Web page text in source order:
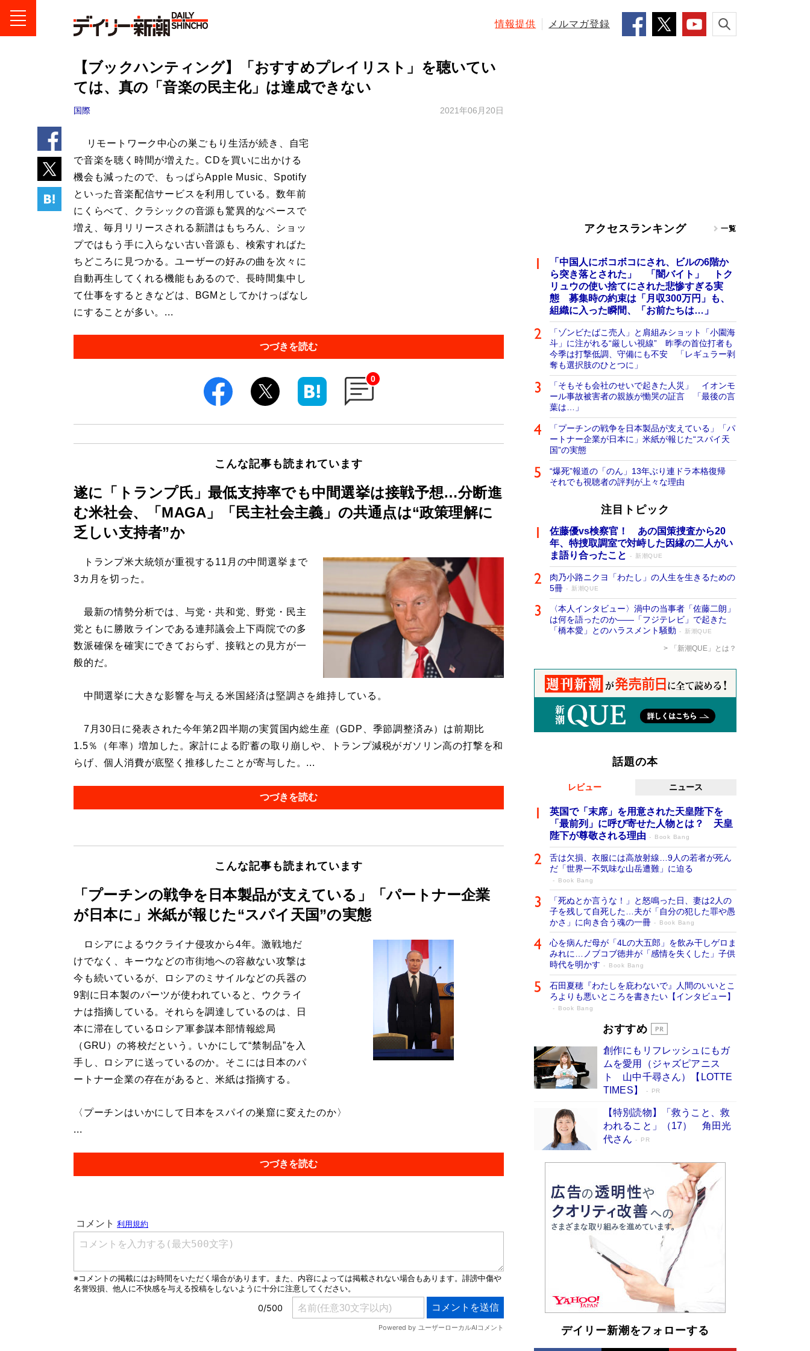
情報提供 メルマガ登録
【ブックハンティング】「おすすめプレイリスト」を聴いてい
ては、真の「音楽の民主化」は達成できない
国際 2021年06月20日
リモートワーク中心の巣ごもり生活が続き、自宅
で音楽を聴く時間が増えた。CDを買いに出かける
機会も減ったので、もっぱらApple Music、Spotify
といった音楽配信サービスを利用している。数年前
にくらべて、クラシックの音源も驚異的なペースで
増え、毎月リリースされる新譜はもちろん、ショッ
プではもう手に入らない古い音源も、検索すればた
ちどころに見つかる。ユーザーの好みの曲を次々に
自動再生してくれる機能もあるので、長時間集中し
て仕事をするときなどは、BGMとしてかけっぱなし
にすることが多い。...
つづきを読む
0
こんな記事も読まれています
遂に「トランプ氏」最低支持率でも中間選挙は接戦予想…分断進
む米社会、「MAGA」「民主社会主義」の共通点は“政策理解に
乏しい支持者”か
トランプ米大統領が重視する11月の中間選挙まで
3カ月を切った。
最新の情勢分析では、与党・共和党、野党・民主
党ともに勝敗ラインである連邦議会上下両院での多
数派確保を確実にできておらず、接戦との見方が一
般的だ。
中間選挙に大きな影響を与える米国経済は堅調さを維持している。
7月30日に発表された今年第2四半期の実質国内総生産（GDP、季節調整済み）は前期比
1.5％（年率）増加した。家計による貯蓄の取り崩しや、トランプ減税がガソリン高の打撃を和
らげ、個人消費が底堅く推移したことが寄与した。...
つづきを読む
こんな記事も読まれています
「プーチンの戦争を日本製品が支えている」「パートナー企業
が日本に」米紙が報じた“スパイ天国”の実態
ロシアによるウクライナ侵攻から4年。激戦地だ
けでなく、キーウなどの市街地への容赦ない攻撃は
今も続いているが、ロシアのミサイルなどの兵器の
9割に日本製のパーツが使われていると、ウクライ
ナは指摘している。それらを調達しているのは、日
本に滞在しているロシア軍参謀本部情報総局
（GRU）の将校だという。いかにして“禁制品”を入
手し、ロシアに送っているのか。そこには日本のパ
ートナー企業の存在があると、米紙は指摘する。
〈プーチンはいかにして日本をスパイの巣窟に変えたのか〉
...
つづきを読む
アクセスランキング 一覧
「中国人にボコボコにされ、ビルの6階か
ら突き落とされた」 「闇バイト」 トク
リュウの使い捨てにされた悲惨すぎる実
態 募集時の約束は「月収300万円」も、
組織に入った瞬間、「お前たちは…」
「ゾンビたばこ売人」と肩組みショット「小園海
斗」に注がれる“厳しい視線” 昨季の首位打者も
今季は打撃低調、守備にも不安 「レギュラー剥
奪も選択肢のひとつに」
「そもそも会社のせいで起きた人災」 イオンモ
ール事故被害者の親族が慟哭の証言 「最後の言
葉は…」
「プーチンの戦争を日本製品が支えている」「パ
ートナー企業が日本に」米紙が報じた“スパイ天
国”の実態
“爆死”報道の「のん」13年ぶり連ドラ本格復帰
それでも視聴者の評判が上々な理由
注目トピック
佐藤優vs検察官！ あの国策捜査から20
年、特捜取調室で対峙した因縁の二人がい
ま語り合ったこと
新潮QUE
肉乃小路ニクヨ「わたし」の人生を生きるための
5冊
新潮QUE
〈本人インタビュー〉渦中の当事者「佐藤二朗」
は何を語ったのか――「フジテレビ」で起きた
「橋本愛」とのハラスメント騒動
新潮QUE
「新潮QUE」とは？
話題の本
レビュー ニュース
英国で「末席」を用意された天皇陛下を
「最前列」に呼び寄せた人物とは？ 天皇
陛下が尊敬される理由
Book Bang
舌は欠損、衣服には高放射線…9人の若者が死ん
だ「世界一不気味な山岳遭難」に迫る
Book Bang
「死ぬとか言うな！」と怒鳴った日、妻は2人の
子を残して自死した…夫が「自分の犯した罪や愚
かさ」に向き合う魂の一冊
Book Bang
心を病んだ母が「4Lの大五郎」を飲み干しゲロま
みれに…ノブコブ徳井が「感情を失くした」子供
時代を明かす
Book Bang
石田夏穂『わたしを庇わないで』人間のいいとこ
ろよりも悪いところを書きたい【インタビュー】
Book Bang
「叱って伸びるやつは、褒めたらもっと伸
た“人を育てるコツ”…芸への考え方を明か
す
Book Bang
「『火垂るの墓』は、大嘘である」原作者が抱き
続けた“自責の念”とは…「自己憐憫は描きたくな
い」監督が徹底的にこだわったこと（後編） #
戦争の記憶
Book Bang
美輪明宏 晩年の回答を集めた『ほほえんで生き
るための人生相談』がランクイン［エンターテイ
メントベストセラー］
Book Bang
「宇宙兄弟」最終46巻がベストセラー1位 宇宙
開発への関心を押し上げた18年の物語に幕 特装
版には「宇宙で描かれたマンガ」も収録
Book Bang
「不意に涙が出そうに…」高嶋政伸が明かし
た“13歳の娘を暴行する役”への葛藤 インティマ
シーコーディネーターに支えられたNHK『大奥』
Book Bang
おすすめ
創作にもリフレッシュにもガ
ムを愛用（ジャズピアニス
ト 山中千尋さん）【LOTTE
TIMES】
PR
【特別読物】「救うこと、救
われること」（17） 角田光
代さん
PR
デイリー新潮をフォローする